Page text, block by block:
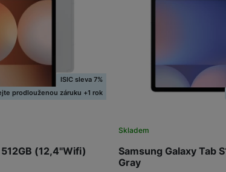
vám mohli zobrazit vhodné obsahy nebo
(12,4"Wifi)
ISIC sleva 7%
prodlouženou záruku +1 rok
Samsung Galaxy Tab
Gray
Skladem